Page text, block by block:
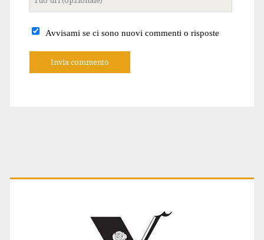
sito
Avvisami se ci sono nuovi commenti o risposte
i
Primary